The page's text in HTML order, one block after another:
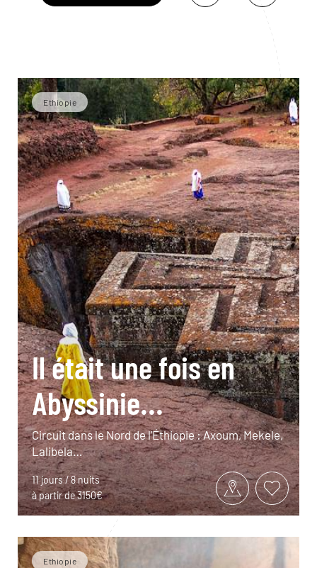
Ethiopie
Il était une fois en
Abyssinie...
Circuit dans le Nord de l’Éthiopie : Axoum, Mekele,
Lalibela…
11 jours / 8 nuits
à partir de 3150€
Ethiopie